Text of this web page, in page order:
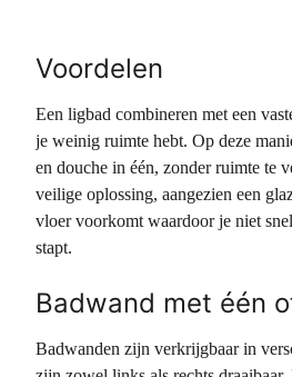
Voordelen
Een ligbad combineren met een
je weinig ruimte hebt. Op deze
en douche in één, zonder ruimte te
veilige oplossing, aangezien een
vloer voorkomt waardoor je niet
stapt.
Badwand met één
Badwanden zijn verkrijgbaar in